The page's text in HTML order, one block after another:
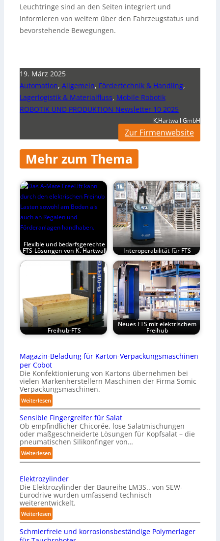
Leuchtringe sind an den Seiten integriert und
informieren von weitem über den Fahrzeugstatus und
bevorstehende Bewegungen.
19. März 2025
Automation, Allgemein, Fördertechnik & Handling,
Lagerlogistik & Materialfluss, Mobile Robotik
ROBOTIK UND PRODUKTION Newsletter 10 2025
K.Hartwall GmbH
Zur Firmenwebsite
Mehr zum Thema
Flexible und bedarfsgerechte
FTS-Lösungen von K. Hartwall Interoperabilität für FTS
Freihub-FTS
Neues FTS mit elektrischem
Freihub
Magazin-Beladung für Karton-Verpackungsmaschinen
per Cobot
Die Konfektionierung von Kartons übernehmen bei
vielen Markenherstellern Maschinen der Firma Somic
Verpackungsmaschinen.
Weiterlesen:
M
a
g
a
z
i
n
-
B
e
l
d
u
Sensible Fingergreifer für Salat
Ob empfindlicher Chicorée, lose Salatmischungen
oder maßgeschneiderte Lösungen für Kopfsalat – die
pneumatischen Silikonfinger von…
Weiterlesen:
S
n
s
i
b
l
Elektrozylinder
Die Elektrozylinder der Baureihe LM3S.. von SEW-
Eurodrive wurden umfassend technisch
weiterentwickelt.
Weiterlesen:
E
l
Schmierfreie und korrosionsbeständige Polymerlager